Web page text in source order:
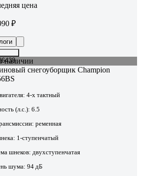
цена
₽
наличии
снегоуборщик Champion
4-х тактный
(л.с.): 6.5
ременная
1-ступенчатый
шнеков: двухступенчатая
шума: 94 дБ